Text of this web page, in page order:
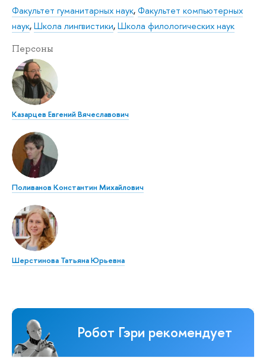
Факультет гуманитарных наук,Факультет компьютерных
наук,Школа лингвистики,Школа филологических наук
Персоны
Казарцев Евгений Вячеславович
Поливанов Константин Михайлович
Шерстинова Татьяна Юрьевна
Робот Гэри рекомендует